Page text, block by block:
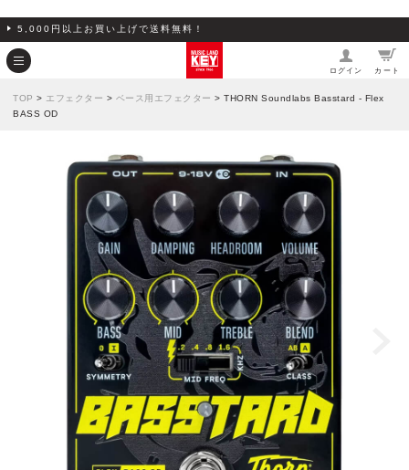
5,000円以上お買い上げで送料無料！
ログイン カート
TOP > エフェクター > ベース用エフェクター > THORN Soundlabs Basstard - Flex
BASS OD